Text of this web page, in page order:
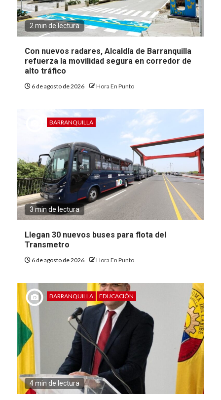
2 min de lectura
Con nuevos radares, Alcaldía de Barranquilla
refuerza la movilidad segura en corredor de
alto tráfico
6 de agosto de 2026 Hora En Punto
BARRANQUILLA
3 min de lectura
Llegan 30 nuevos buses para flota del
Transmetro
6 de agosto de 2026 Hora En Punto
BARRANQUILLA EDUCACIÓN
4 min de lectura